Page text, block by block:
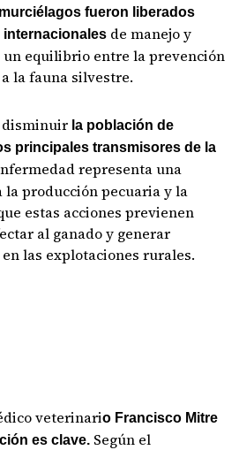
fueron liberados
de manejo y
equilibrio entre la prevención
la fauna silvestre.
disminuir la población de
principales transmisores de la
representa una
la producción pecuaria y la
estas acciones previenen
al ganado y generar
las explotaciones rurales.
veterinario Francisco Mitre
es clave. Según el